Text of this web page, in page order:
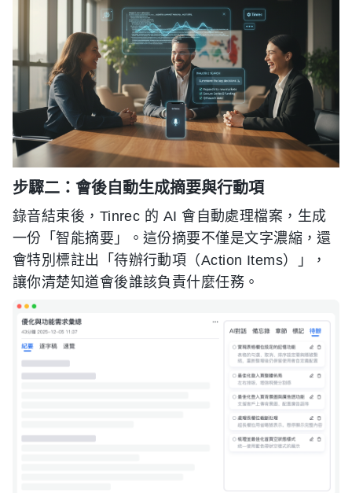
步驟二：會後自動生成摘要與行動項
錄音結束後，Tinrec 的 AI 會自動處理檔案，生成
一份「智能摘要」。這份摘要不僅是文字濃縮，還
會特別標註出「待辦行動項（Action Items）」，
讓你清楚知道會後誰該負責什麼任務。